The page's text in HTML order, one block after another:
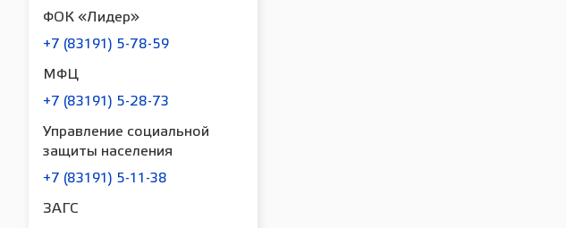
ФОК «Лидер»
+7 (83191) 5-78-59
МФЦ
+7 (83191) 5-28-73
Управление социальной
защиты населения
+7 (83191) 5-11-38
ЗАГС